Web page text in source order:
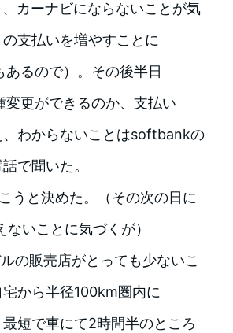
カーナビにならないことが気
支払いを増やすことに
あるので）。その後半日
更ができるのか、支払い
、わからないことはsoftbankの
で聞いた。
うと決めた。（その次の日に
いことに気づくが）
の販売店がとっても少ないこ
から半径100km圏内に
短で車にて2時間半のところ